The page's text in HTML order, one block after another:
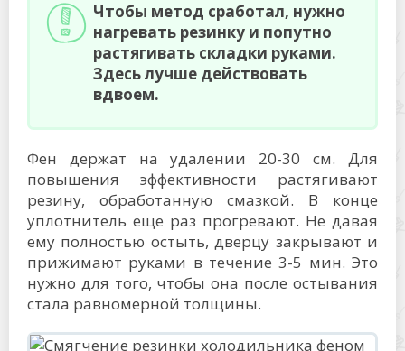
Чтобы метод сработал, нужно
нагревать резинку и попутно
растягивать складки руками.
Здесь лучше действовать
вдвоем.
Фен держат на удалении 20-30 см. Для
повышения эффективности растягивают
резину, обработанную смазкой. В конце
уплотнитель еще раз прогревают. Не давая
ему полностью остыть, дверцу закрывают и
прижимают руками в течение 3-5 мин. Это
нужно для того, чтобы она после остывания
стала равномерной толщины.